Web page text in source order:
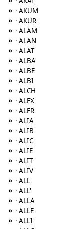
» · AKUM
» · AKUR
» · ALAM
» · ALAN
» · ALAT
» · ALBA
» · ALBE
» · ALBI
» · ALCH
» · ALEX
» · ALFR
» · ALIA
» · ALIB
» · ALIC
» · ALIE
» · ALIT
» · ALIV
» · ALL
» · ALL'
» · ALLA
» · ALLE
» · ALLI